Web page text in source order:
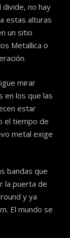
no hay
estas alturas
un sitio
Metallica o
mirar
en los que las
estar
el tiempo de
metal exige
bandas que
la puerta de
y ya
El mundo se